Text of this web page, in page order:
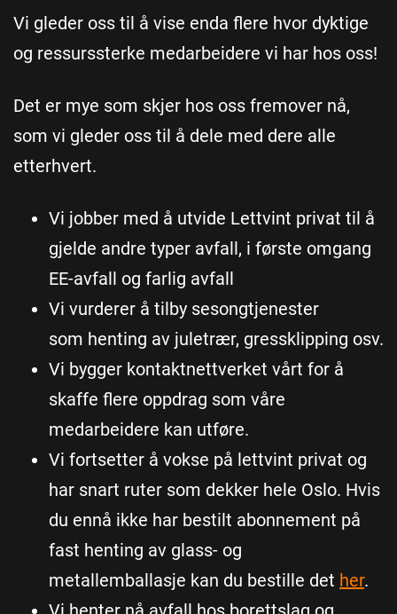
Vi gleder oss til å vise enda flere hvor dyktige
og ressurssterke medarbeidere vi har hos oss!
Det er mye som skjer hos oss fremover nå,
som vi gleder oss til å dele med dere alle
etterhvert.
Vi jobber med å utvide Lettvint privat til å
gjelde andre typer avfall, i første omgang
EE-avfall og farlig avfall
Vi vurderer å tilby sesongtjenester
som henting av juletrær, gressklipping osv.
Vi bygger kontaktnettverket vårt for å
skaffe flere oppdrag som våre
medarbeidere kan utføre.
Vi fortsetter å vokse på lettvint privat og
har snart ruter som dekker hele Oslo. Hvis
du ennå ikke har bestilt abonnement på
fast henting av glass- og
metallemballasje kan du bestille det her.